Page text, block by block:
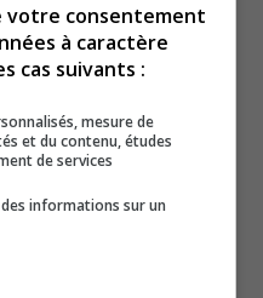
des fonds pour
Gatineau;
des Deux Vallées;
votre consentement
à caractère
cas suivants :
mesure de
et du contenu, études
de services
informations sur un